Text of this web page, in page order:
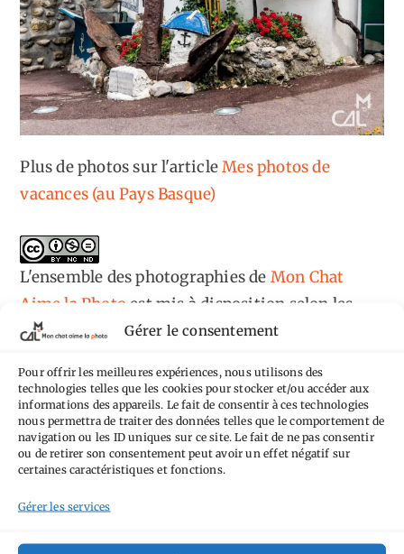
Gérer le consentement
Pour offrir les meilleures expériences, nous utilisons des
technologies telles que les cookies pour stocker et/ou accéder aux
informations des appareils. Le fait de consentir à ces technologies
nous permettra de traiter des données telles que le comportement de
navigation ou les ID uniques sur ce site. Le fait de ne pas consentir
ou de retirer son consentement peut avoir un effet négatif sur
certaines caractéristiques et fonctions.
Gérer les services
Plus de photos sur l'articleMes photos de
vacances (au Pays Basque)
L'ensemble des photographiesde Mon Chat
Aime la Photo est mis à disposition selon les
termes de la
licence Creative Commons
Pas de Modification 4.0 International.
Fondé(e) sur une œuvre dehttps://mcalp.fr.
Tags